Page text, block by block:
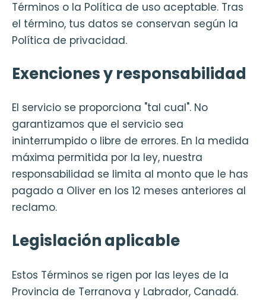
Términos o la Política de uso aceptable. Tras
el término, tus datos se conservan según la
Política de privacidad.
Exenciones y responsabilidad
El servicio se proporciona "tal cual". No
garantizamos que el servicio sea
ininterrumpido o libre de errores. En la medida
máxima permitida por la ley, nuestra
responsabilidad se limita al monto que le has
pagado a Oliver en los 12 meses anteriores al
reclamo.
Legislación aplicable
Estos Términos se rigen por las leyes de la
Provincia de Terranova y Labrador, Canadá.